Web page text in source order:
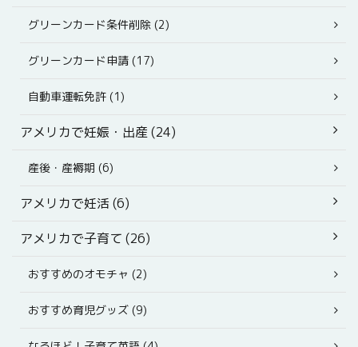
グリーンカード条件削除 (2)
グリーンカード申請 (17)
自動車運転免許 (1)
アメリカで妊娠・出産 (24)
産後・産褥期 (6)
アメリカで妊活 (6)
アメリカで子育て (26)
おすすめのオモチャ (2)
おすすめ育児グッズ (9)